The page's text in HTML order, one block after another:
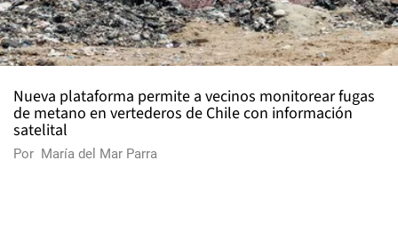
Nueva plataforma permite a vecinos monitorear fugas
de metano en vertederos de Chile con información
satelital
Por María del Mar Parra